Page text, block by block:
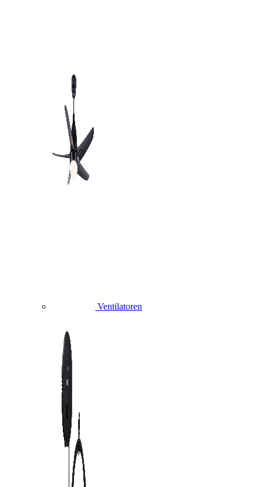
Ventilatoren